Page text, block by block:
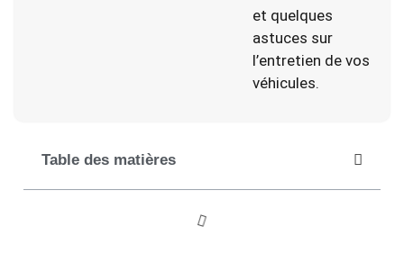
et quelques
astuces sur
l’entretien de vos
véhicules.
Table des matières